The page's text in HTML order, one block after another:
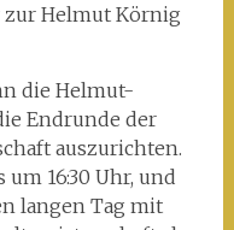
zur Helmut Körnig
die Helmut-
Endrunde der
auszurichten.
16:30 Uhr, und
langen Tag mit